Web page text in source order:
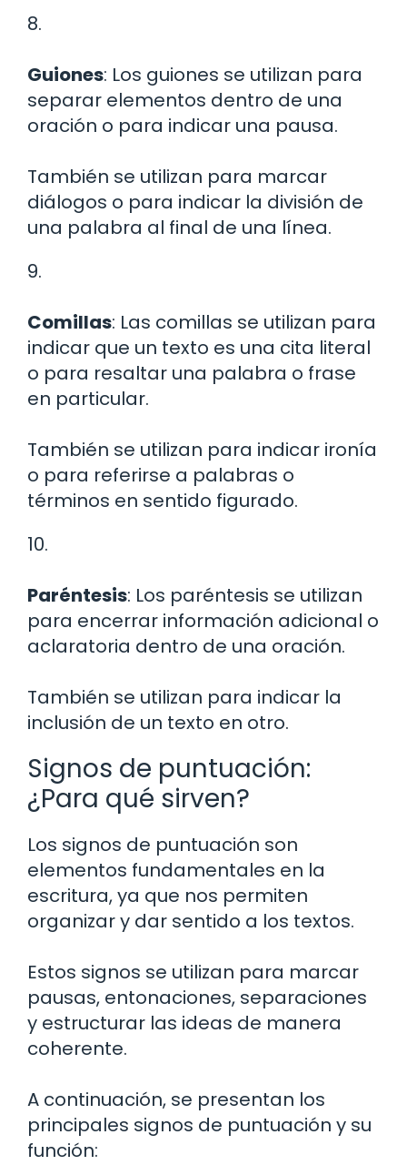
8.
Guiones: Los guiones se utilizan para
separar elementos dentro de una
oración o para indicar una pausa.
También se utilizan para marcar
diálogos o para indicar la división de
una palabra al final de una línea.
9.
Comillas: Las comillas se utilizan para
indicar que un texto es una cita literal
o para resaltar una palabra o frase
en particular.
También se utilizan para indicar ironía
o para referirse a palabras o
términos en sentido figurado.
10.
Paréntesis: Los paréntesis se utilizan
para encerrar información adicional o
aclaratoria dentro de una oración.
También se utilizan para indicar la
inclusión de un texto en otro.
Signos de puntuación:
¿Para qué sirven?
Los signos de puntuación son
elementos fundamentales en la
escritura, ya que nos permiten
organizar y dar sentido a los textos.
Estos signos se utilizan para marcar
pausas, entonaciones, separaciones
y estructurar las ideas de manera
coherente.
A continuación, se presentan los
principales signos de puntuación y su
función: